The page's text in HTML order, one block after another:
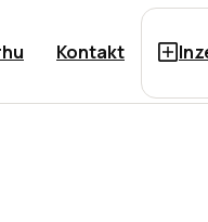
Kontakt